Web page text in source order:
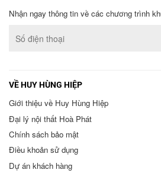
Nhận ngay thông tin về các chương trình
VỀ HUY HÙNG HIỆP
Giới thiệu về Huy Hùng Hiệp
Đại lý nội thất Hoà Phát
Chính sách bảo mật
Điều khoản sử dụng
Dự án khách hàng